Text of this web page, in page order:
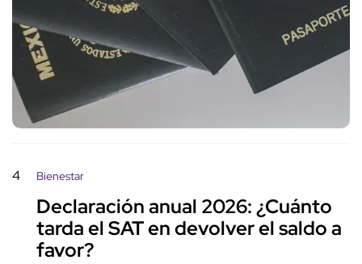
4 Bienestar
Declaración anual 2026: ¿Cuánto
tarda el SAT en devolver el saldo a
favor?